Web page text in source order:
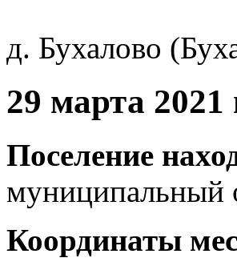
д. Бухалово
29 марта 2021
Поселение
муниципальный
Координаты